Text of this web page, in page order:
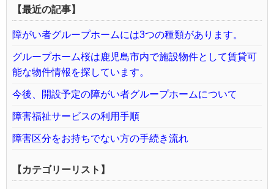
【最近の記事】
障がい者グループホームには3つの種類があります。
グループホーム桜は鹿児島市内で施設物件として賃貸可
能な物件情報を探しています。
今後、開設予定の障がい者グループホームについて
障害福祉サービスの利用手順
障害区分をお持ちでない方の手続き流れ
【カテゴリーリスト】